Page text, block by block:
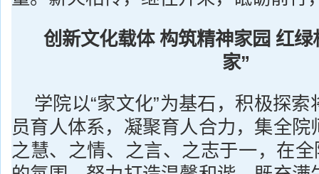
创新文化载体 构筑精神家园 红绿
家”
学院以“家文化”为基石，积极探
员育人体系，凝聚育人合力，集全院
之慧、之情、之言、之志于一，在全